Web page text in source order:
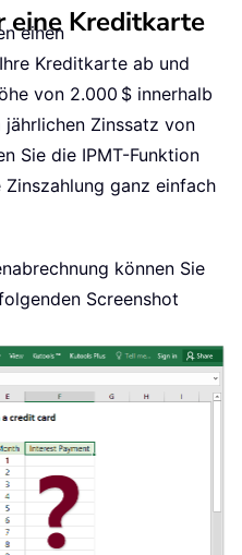
eine Kreditkarte
einen
Kreditkarte ab und
von 2.000 $ innerhalb
Zinssatz von
Sie die IPMT-Funktion
ganz einfach
können Sie
Screenshot